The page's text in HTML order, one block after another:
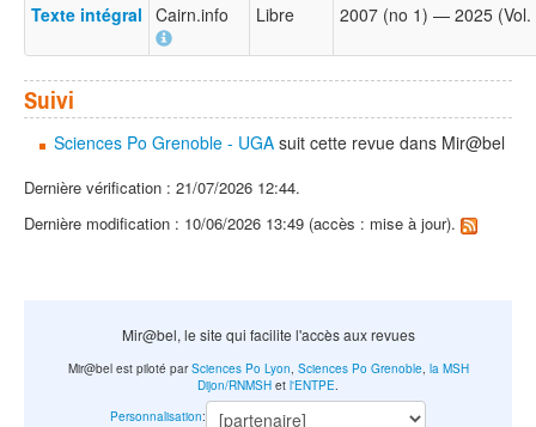
Texte intégral Cairn.info Libre 2007 (no 1) — 2025 (Vol.
Suivi
Sciences Po Grenoble - UGA suit cette revue dans Mir@bel
Dernière vérification : 21/07/2026 12:44.
Dernière modification : 10/06/2026 13:49 (accès : mise à jour).
Mir@bel, le site qui facilite l'accès aux revues
Mir@bel est piloté parSciences Po Lyon Sciences Po Grenoble, la MSH
Dijon/RNMSH et l'ENTPE
Personnalisation: